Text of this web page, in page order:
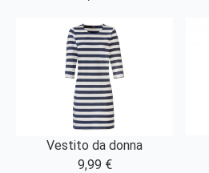
Vestito da donna
9,99 €